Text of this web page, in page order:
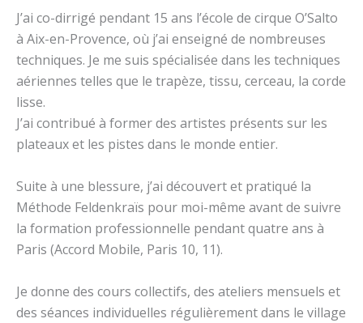
J’ai co-dirrigé pendant 15 ans l’école de cirque O’Salto
à Aix-en-Provence, où j’ai enseigné de nombreuses
techniques. Je me suis spécialisée dans les techniques
aériennes telles que le trapèze, tissu, cerceau, la corde
lisse.
J’ai contribué à former des artistes présents sur les
plateaux et les pistes dans le monde entier.
Suite à une blessure, j’ai découvert et pratiqué la
Méthode Feldenkraïs pour moi-même avant de suivre
la formation professionnelle pendant quatre ans à
Paris (Accord Mobile, Paris 10, 11).
Je donne des cours collectifs, des ateliers mensuels et
des séances individuelles régulièrement dans le village